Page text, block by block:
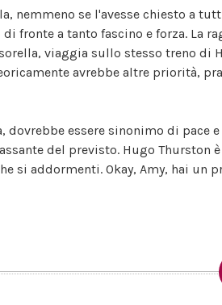
nemmeno se l'avesse chiesto a
fronte a tanto fascino e forza. La
viaggia sullo stesso treno di
avrebbe altre priorità,
dovrebbe essere sinonimo di pace
del previsto. Hugo Thurston
si addormenti. Okay, Amy, hai un